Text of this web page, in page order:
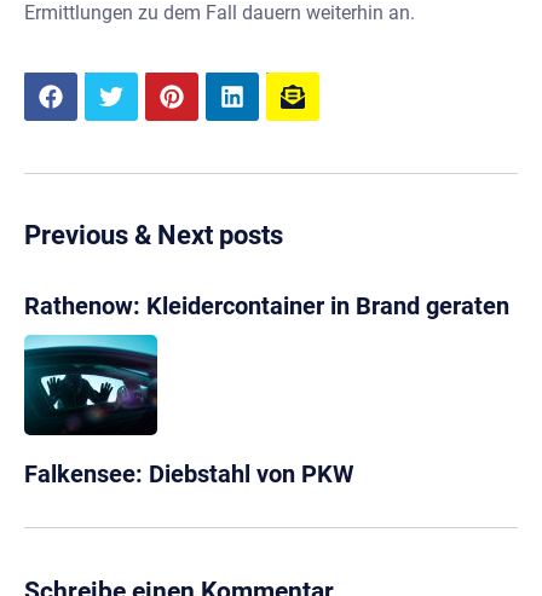
Ermittlungen zu dem Fall dauern weiterhin an.
Previous & Next posts
Rathenow: Kleidercontainer in Brand geraten
Falkensee: Diebstahl von PKW